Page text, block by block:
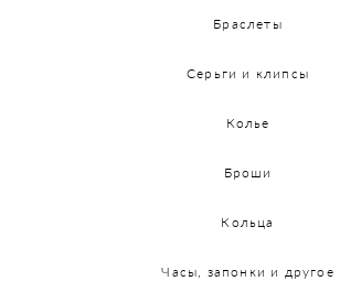
Браслеты
Серьги и клипсы
Колье
Броши
Кольца
Часы, запонки и другое